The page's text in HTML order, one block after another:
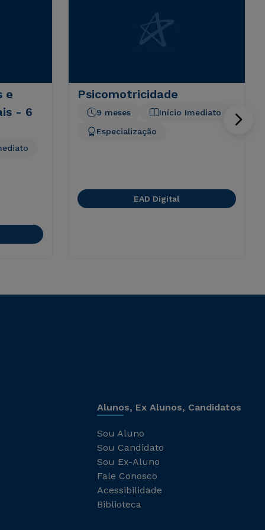
e
- 6
Psicomotricidade
Início Imediato
9 meses
Especialização
EAD Digital
Alunos, Ex Alunos, Candidatos
Sou Aluno
Sou Candidato
Sou Ex-Aluno
Fale Conosco
Acessibilidade
Biblioteca